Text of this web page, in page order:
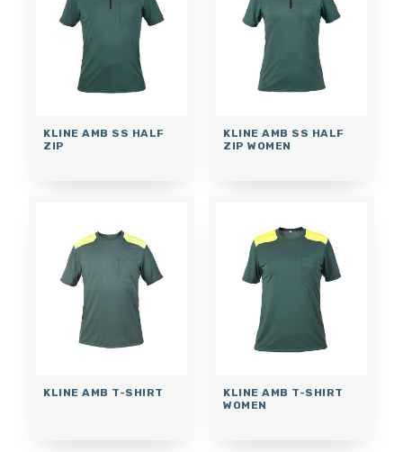
KLINE AMB SS HALF
ZIP
KLINE AMB SS HALF
ZIP WOMEN
KLINE AMB T-SHIRT
KLINE AMB T-SHIRT
WOMEN